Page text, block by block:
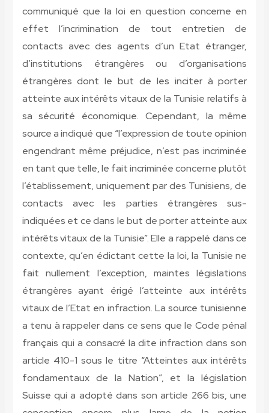
communiqué que la loi en question concerne en
effet l’incrimination de tout entretien de
contacts avec des agents d’un Etat étranger,
d’institutions étrangères ou d’organisations
étrangères dont le but de les inciter à porter
atteinte aux intérêts vitaux de la Tunisie relatifs à
sa sécurité économique. Cependant, la même
source a indiqué que “l’expression de toute opinion
engendrant même préjudice, n’est pas incriminée
en tant que telle, le fait incriminée concerne plutôt
l’établissement, uniquement par des Tunisiens, de
contacts avec les parties étrangères sus-
indiquées et ce dans le but de porter atteinte aux
intérêts vitaux de la Tunisie”. Elle a rappelé dans ce
contexte, qu’en édictant cette la loi, la Tunisie ne
fait nullement l’exception, maintes législations
étrangères ayant érigé l’atteinte aux intérêts
vitaux de l’Etat en infraction. La source tunisienne
a tenu à rappeler dans ce sens que le Code pénal
français qui a consacré la dite infraction dans son
article 410-1 sous le titre “Atteintes aux intérêts
fondamentaux de la Nation”, et la législation
Suisse qui a adopté dans son article 266 bis, une